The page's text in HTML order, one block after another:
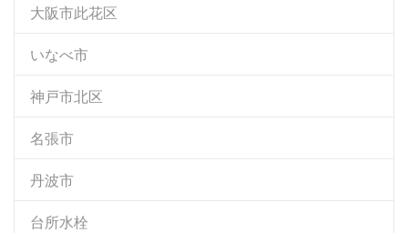
大阪市此花区
いなべ市
神戸市北区
名張市
丹波市
台所水栓